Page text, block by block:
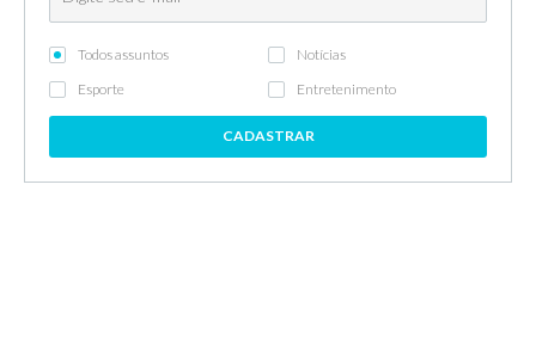
Todos assuntos
Notícias
Esporte
Entretenimento
CADASTRAR